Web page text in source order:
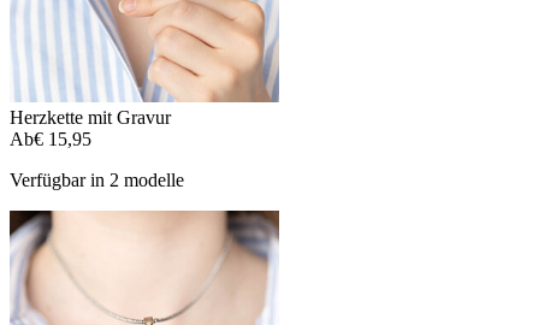
Herzkette mit Gravur
Ab€ 15,95
Verfügbar in 2 modelle